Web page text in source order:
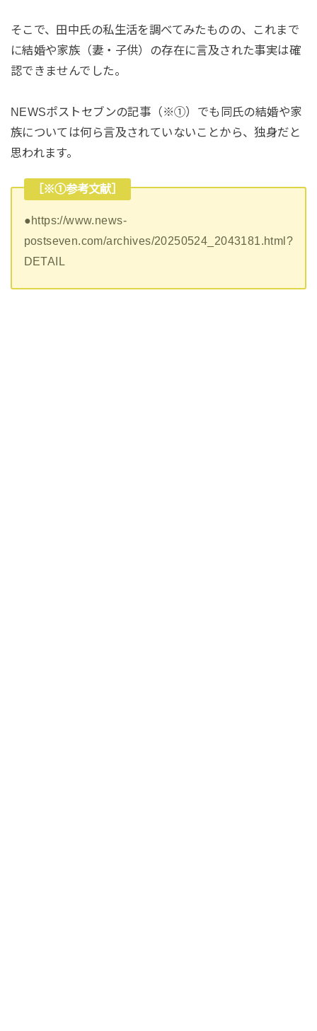
そこで、田中氏の私生活を調べてみたものの、これまで
に結婚や家族（妻・子供）の存在に言及された事実は確
認できませんでした。
NEWSポストセブンの記事（※①）でも同氏の結婚や家
族については何ら言及されていないことから、独身だと
思われます。
［※①参考文献］
●https://www.news-
postseven.com/archives/20250524_2043181.html?
DETAIL